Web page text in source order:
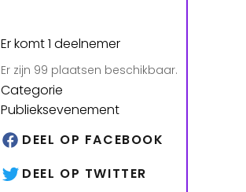
Er komt 1 deelnemer
Er zijn 99 plaatsen beschikbaar.
Categorie
Publieksevenement
DEEL OP FACEBOOK
DEEL OP TWITTER